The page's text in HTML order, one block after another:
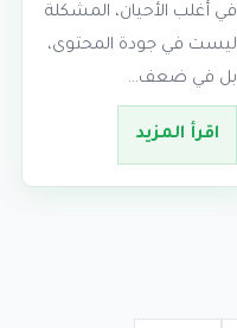
في أغلب الأحيان، المشكلة
ليست في جودة المحتوى،
بل في ضعف…
اقرأ المزيد